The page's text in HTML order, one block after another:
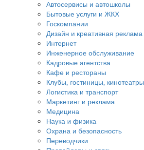
Автосервисы и автошколы
Бытовые услуги и ЖКХ
Госкомпании
Дизайн и креативная реклама
Интернет
Инженерное обслуживание
Кадровые агентства
Кафе и рестораны
Клубы, гостиницы, кинотеатры
Логистика и транспорт
Маркетинг и реклама
Медицина
Наука и физика
Охрана и безопасность
Переводчики